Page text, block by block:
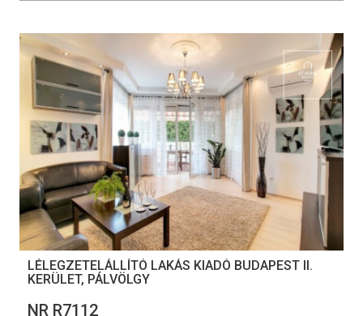
LÉLEGZETELÁLLÍTÓ LAKÁS KIADÓ BUDAPEST II.
KERÜLET, PÁLVÖLGY
NR R7112